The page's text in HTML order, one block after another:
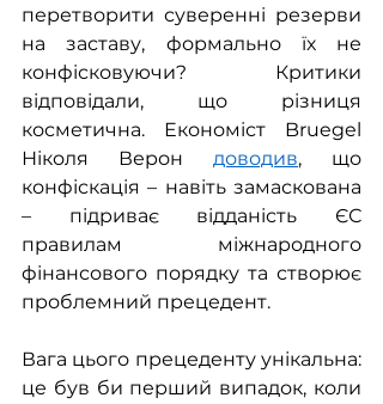
перетворити суверенні резерви
на заставу, формально їх не
конфісковуючи? Критики
відповідали, що різниця
косметична. Економіст Bruegel
Ніколя Верон доводив, що
конфіскація – навіть замаскована
– підриває відданість ЄС
правилам міжнародного
фінансового порядку та створює
проблемний прецедент.
Вага цього прецеденту унікальна:
це був би перший випадок, коли